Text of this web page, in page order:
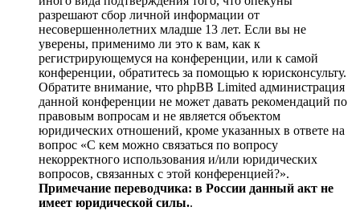
разрешают сбор личной информации от
несовершеннолетних младше 13 лет. Если вы не
уверены, применимо ли это к вам, как к
регистрирующемуся на конференции, или к самой
конференции, обратитесь за помощью к юрисконсульту.
Обратите внимание, что phpBB Limited администрация
данной конференции не может давать рекомендаций по
правовым вопросам и не является объектом
юридических отношений, кроме указанных в ответе на
вопрос «С кем можно связаться по вопросу
некорректного использования и/или юридических
вопросов, связанных с этой конференцией?».
Примечание переводчика: в России данный акт не
имеет юридической силы..